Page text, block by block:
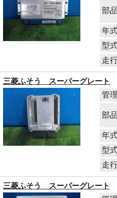
部
年
型
走
三菱ふそう スーパーグレート
管
部
年
型
走
三菱ふそう スーパーグレート